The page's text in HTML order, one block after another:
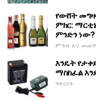
የውሸት
ምክር:
ምንድን ነው?
ምግብ እና መጠጥ
እንዴት
ማስከፈል
ግትርነት